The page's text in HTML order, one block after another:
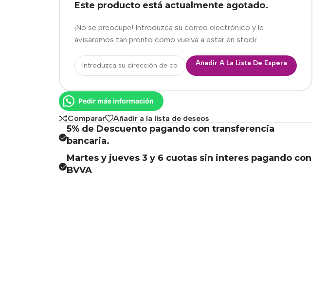
Este producto está actualmente agotado.
¡No se preocupe! Introduzca su correo electrónico y le
avisaremos tan pronto como vuelva a estar en stock.
Añadir A La Lista De Espera
Pedir más información
Comparar Añadir a la lista de deseos
5% de Descuento pagando con transferencia
bancaria.
Martes y jueves 3 y 6 cuotas sin interes pagando con
BVVA